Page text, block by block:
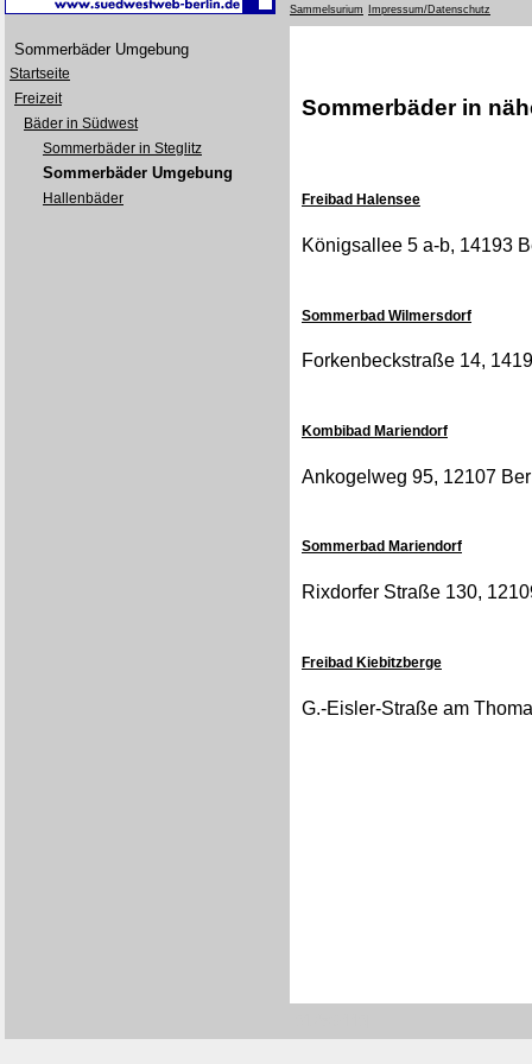
Sammelsurium Impressum/Datenschutz
Sommerbäder Umgebung
Startseite
Freizeit
Bäder in Südwest
Sommerbäder in Steglitz
Sommerbäder Umgebung
Hallenbäder
Sommerbäder in
Freibad Halensee
Königsallee 5 a-b, 14193
Sommerbad Wilmersdorf
Forkenbeckstraße 14,
Kombibad Mariendorf
Ankogelweg 95, 12107
Sommerbad Mariendorf
Rixdorfer Straße 130,
Freibad Kiebitzberge
G.-Eisler-Straße am